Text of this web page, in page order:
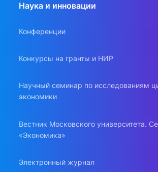
Наука и инновации
Конференции
Конкурсы на гранты и НИР
Научный семинар по исследованиям
экономики
Вестник Московского университета.
«Экономика»
Электронный журнал